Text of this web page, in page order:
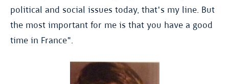
political and social issues today, that's my line. But
the most important for me is that you have a good
time in France".